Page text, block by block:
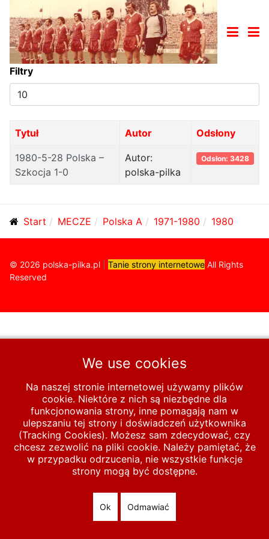
Filtry
Pokaż
#
Tytuł Autor Odsłony
1980-5-28 Polska –
Szkocja 1-0
Autor:
polska-pilka
Odsłon: 3428
Start MECZE Polska A 1971-1980 1980
© 2026 polska-pilka.pl Tanie strony internetowe All Rights
Reserved
We use cookies
Na naszej stronie internetowej używamy plików
cookie. Niektóre z nich są niezbędne dla
funkcjonowania strony, inne pomagają nam w
ulepszaniu tej strony i doświadczeń użytkownika
(Tracking Cookies). Możesz sam zdecydować, czy
chcesz zezwolić na pliki cookie. Należy pamiętać, że
w przypadku odrzucenia, nie wszystkie funkcje
strony mogą być dostępne.
Ok Odmawiać